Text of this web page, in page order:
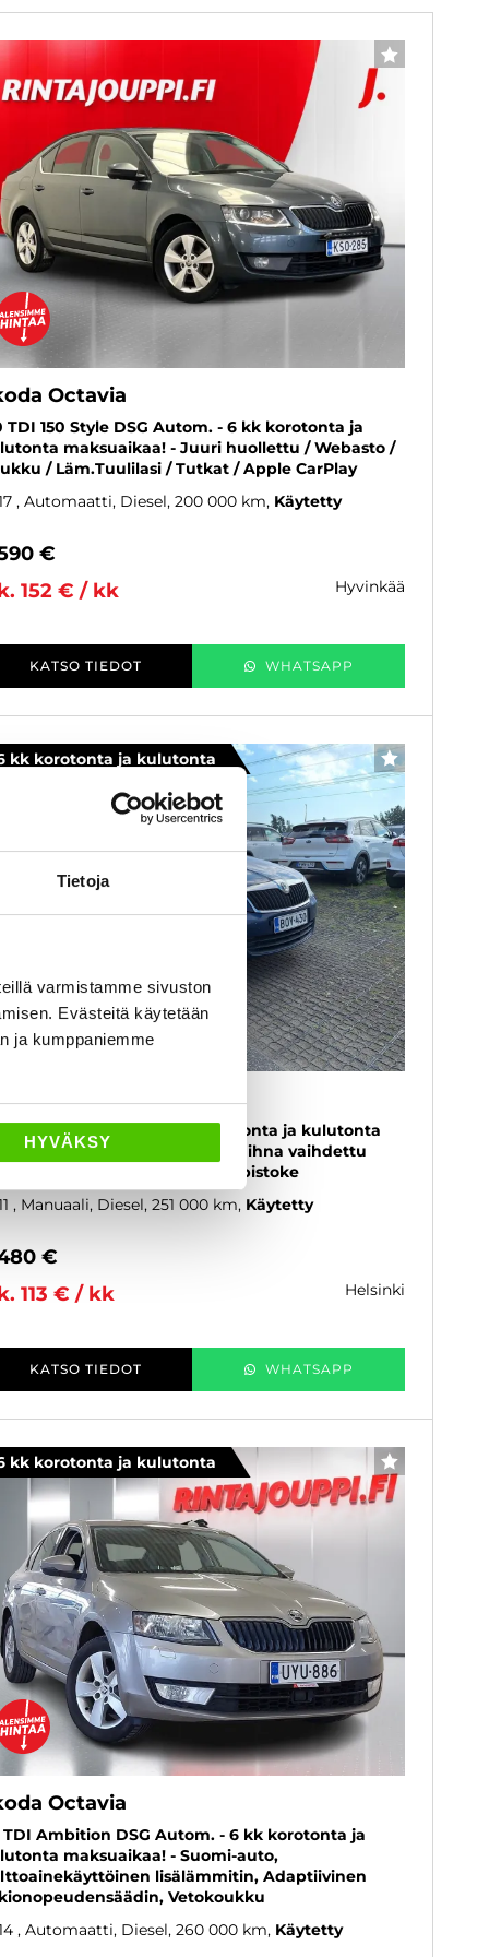
Tietoja
varmistamme sivuston
Evästeitä käytetään
ja kumppaniemme
HYVÄKSY
SUOSIKKI
Octavia
TDI 150 Style DSG Autom. - 6 kk korotonta ja
maksuaikaa! - Juuri huollettu / Webasto /
/ Läm.Tuulilasi / Tutkat / Apple CarPlay
, Automaatti, Diesel, 200 000 km Käytetty
€
152 € / kk
hyvinkää
KATSO TIEDOT WHATSAPP
kk korotonta ja kulutonta SUOSIKKI
Octavia
TDI 140 Elegance - 6 kk korotonta ja kulutonta
- Suomi-auto, Jakohihna vaihdettu
26, Lohkolämmitin & sisätilanpistoke
, Manuaali, Diesel, 251 000 km Käytetty
€
113 € / kk
helsinki
KATSO TIEDOT WHATSAPP
kk korotonta ja kulutonta SUOSIKKI
Octavia
TDI Ambition DSG Autom. - 6 kk korotonta ja
maksuaikaa! - Suomi-auto,
lisälämmitin, Adaptiivinen
Vetokoukku
, Automaatti, Diesel, 260 000 km Käytetty